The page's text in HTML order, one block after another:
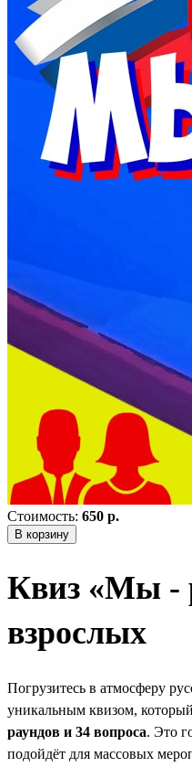
Стоимость: 650 р.
В корзину
Квиз «‎Мы -
взрослых
Погрузитесь в атмосферу
уникальным квизом,
раундов и 34 вопроса. Это
подойдёт для массовых